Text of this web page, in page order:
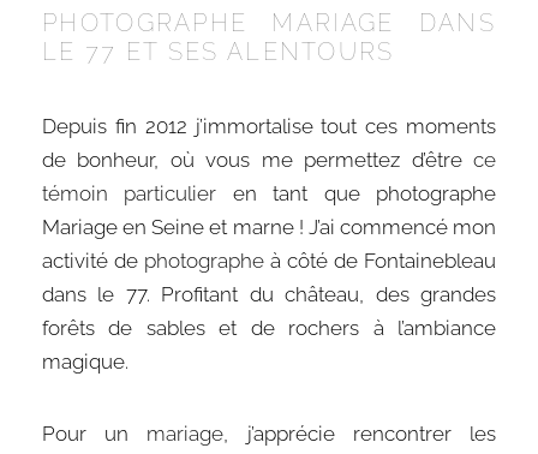
PHOTOGRAPHE MARIAGE DANS
LE 77 ET SES ALENTOURS
Depuis fin 2012 j’immortalise tout ces moments
de bonheur, où vous me permettez d’être ce
témoin particulier en tant que photographe
Mariage en Seine et marne ! J’ai commencé mon
activité de photographe à côté de Fontainebleau
dans le 77. Profitant du château, des grandes
forêts de sables et de rochers à l’ambiance
magique.
Pour un mariage, j’apprécie rencontrer les